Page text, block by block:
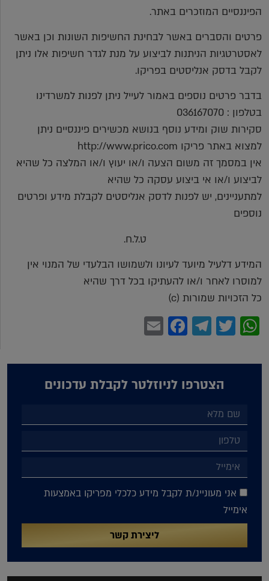
הפיננסיים המוזכרים באתר.
פרטים והסברים באשר לבחינת החשיפות השונות וכן באשר
לאסטרטגיות הניתנות לביצוע על מנת לגדר חשיפות אלו ניתן
לקבל בדסק אנליסטים בפריקו.
בדבר פרטים נוספים באמור לעייל ניתן לפנות למשרדינו
בטלפון : 036167070
סקירות שוק ומידע נוסף בנושא מכשירים פיננסיים ניתן
למצוא באתר פריקו http://www.prico.com
אין במסמך זה משום הצעה ו/או יעוץ ו/או המלצה כל שהיא
לביצוע ו/או אי ביצוע עסקה כל שהיא
למתעניינים, יש לפנות לדסק אנליסטים לקבלת מידע ופרטים
נוספים
ט.ל.ח.
המידע דלעיל מיועד לעיונו ולשמושו הבלעדי של המנוי אין
למוסרו לאחר ו/או להעתיקו בכל דרך שהיא
כל הזכויות שמורות (c)
WhatsApp
Twitter
Telegram
Facebook
הצטרפו לניוזלטר לקבלת עדכונים
אני מעוניינ/ת לקבל מידע כלכלי מפריקו באמצעות
אימייל
ליצירת קשר